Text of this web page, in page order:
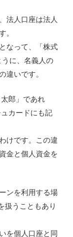
法人口座は法人
。
なって、「株式
に、名義人の
違いです。
郎」であれ
カードにも記
けです。この違
金と個人資金を
ンを利用する場
扱うこともあり
を個人口座と同